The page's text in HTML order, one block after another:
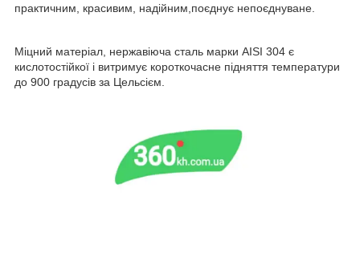
практичним, красивим, надійним,поєднує непоєднуване.
Міцний матеріал, нержавіюча сталь марки AISI 304 є
кислотостійкої і витримує короткочасне підняття температури
до 900 градусів за Цельсієм.